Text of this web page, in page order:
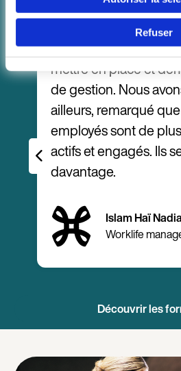
Refuser
La solution a été très
mettre en place et
de gestion. Nous
ailleurs, remarqué
employés sont de
actifs et engagés. Ils
davantage.
Islam Haï Nadia
Worklife
Découvrir les